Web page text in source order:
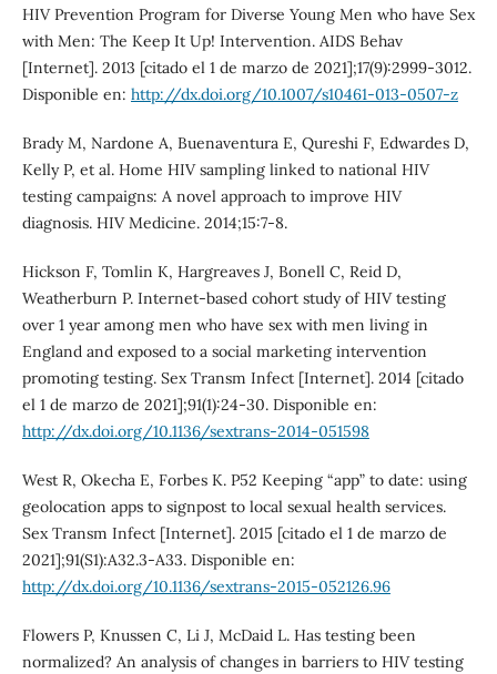
HIV Prevention Program for Diverse Young Men who have Sex
with Men: The Keep It Up! Intervention. AIDS Behav
[Internet]. 2013 [citado el 1 de marzo de 2021];17(9):2999-3012.
Disponible en: http://dx.doi.org/10.1007/s10461-013-0507-z
Brady M, Nardone A, Buenaventura E, Qureshi F, Edwardes D,
Kelly P, et al. Home HIV sampling linked to national HIV
testing campaigns: A novel approach to improve HIV
diagnosis. HIV Medicine. 2014;15:7-8.
Hickson F, Tomlin K, Hargreaves J, Bonell C, Reid D,
Weatherburn P. Internet-based cohort study of HIV testing
over 1 year among men who have sex with men living in
England and exposed to a social marketing intervention
promoting testing. Sex Transm Infect [Internet]. 2014 [citado
el 1 de marzo de 2021];91(1):24-30. Disponible en:
http://dx.doi.org/10.1136/sextrans-2014-051598
West R, Okecha E, Forbes K. P52 Keeping “app” to date: using
geolocation apps to signpost to local sexual health services.
Sex Transm Infect [Internet]. 2015 [citado el 1 de marzo de
2021];91(S1):A32.3-A33. Disponible en:
http://dx.doi.org/10.1136/sextrans-2015-052126.96
Flowers P, Knussen C, Li J, McDaid L. Has testing been
normalized? An analysis of changes in barriers to HIV testing